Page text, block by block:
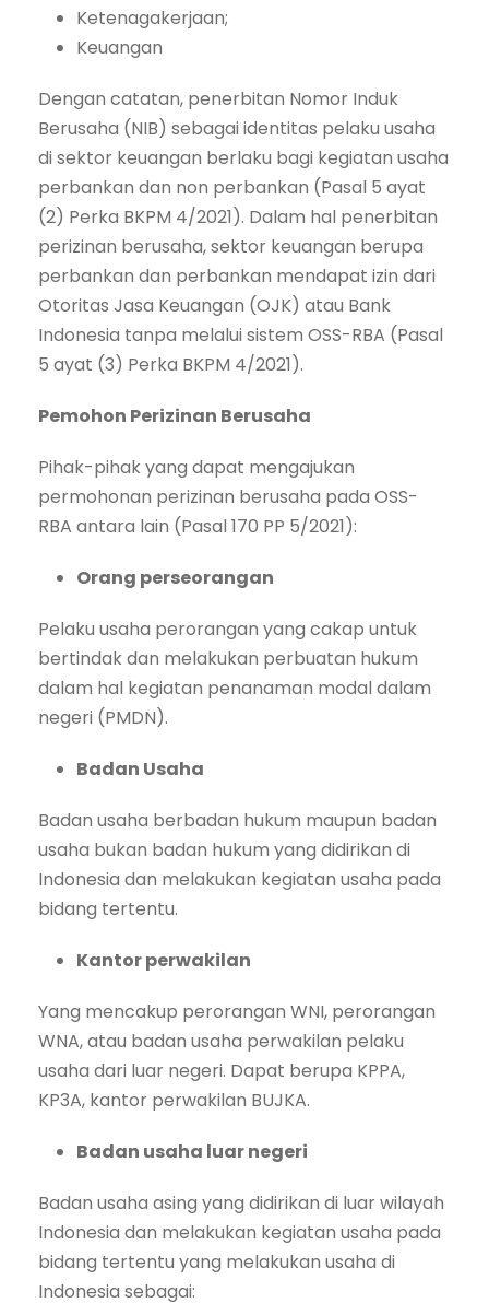
Ketenagakerjaan;
Keuangan
Dengan catatan, penerbitan Nomor Induk
Berusaha (NIB) sebagai identitas pelaku usaha
di sektor keuangan berlaku bagi kegiatan usaha
perbankan dan non perbankan (Pasal 5 ayat
(2) Perka BKPM 4/2021). Dalam hal penerbitan
perizinan berusaha, sektor keuangan berupa
perbankan dan perbankan mendapat izin dari
Otoritas Jasa Keuangan (OJK) atau Bank
Indonesia tanpa melalui sistem OSS-RBA (Pasal
5 ayat (3) Perka BKPM 4/2021).
Pemohon Perizinan Berusaha
Pihak-pihak yang dapat mengajukan
permohonan perizinan berusaha pada OSS-
RBA antara lain (Pasal 170 PP 5/2021):
Orang perseorangan
Pelaku usaha perorangan yang cakap untuk
bertindak dan melakukan perbuatan hukum
dalam hal kegiatan penanaman modal dalam
negeri (PMDN).
Badan Usaha
Badan usaha berbadan hukum maupun badan
usaha bukan badan hukum yang didirikan di
Indonesia dan melakukan kegiatan usaha pada
bidang tertentu.
Kantor perwakilan
Yang mencakup perorangan WNI, perorangan
WNA, atau badan usaha perwakilan pelaku
usaha dari luar negeri. Dapat berupa KPPA,
KP3A, kantor perwakilan BUJKA.
Badan usaha luar negeri
Badan usaha asing yang didirikan di luar wilayah
Indonesia dan melakukan kegiatan usaha pada
bidang tertentu yang melakukan usaha di
Indonesia sebagai: